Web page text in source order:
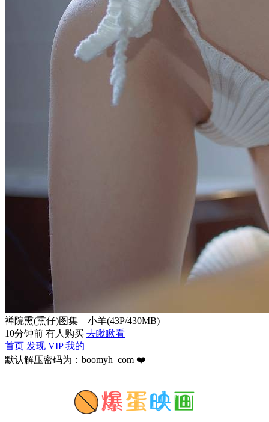
禅院熏(熏仔)图集 – 小羊(43P/430MB)
10分钟前 有人购买 去瞅瞅看
首页 发现 VIP 我的
默认解压密码为：boomyh_com ❤️